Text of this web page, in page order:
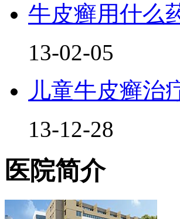
牛皮癣用什么
13-02-05
儿童牛皮癣治
13-12-28
医院简介